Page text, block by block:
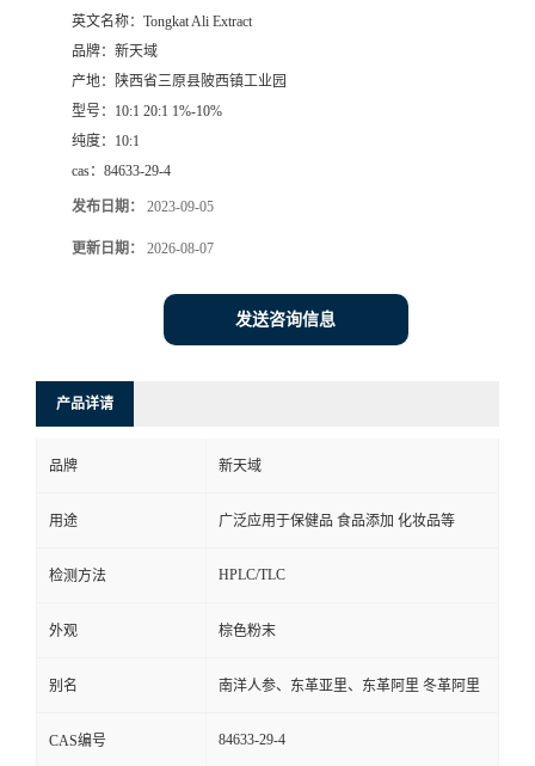
英文名称： Tongkat Ali Extract
品牌： 新天域
产地：
陕西省三原县陂西镇工业园
型号： 10:1 20:1 1%-10%
纯度： 10:1
cas： 84633-29-4
发布日期： 2023-09-05
更新日期： 2026-08-07
发送咨询信息
产品详请
品牌 新天域
用途 广泛应用于保健品 食品添加 化妆品等
检测方法 HPLC/TLC
外观 棕色粉末
别名 南洋人参、东革亚里、东革阿里 冬革阿里
CAS编号 84633-29-4